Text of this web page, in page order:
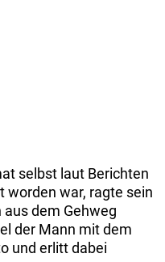
selbst laut Berichten
worden war, ragte sein
dem Gehweg
der Mann mit dem
und erlitt dabei